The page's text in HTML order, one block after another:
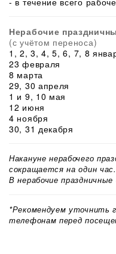
Нерабочие
(с учётом переноса)
1, 2, 3, 4, 5, 6, 7, 8
23 февраля
8 марта
29, 30 апреля
1 и 9, 10 мая
12 июня
4 ноября
30, 31 декабря
Накануне нерабочего
сокращается на один час.
В нерабочие
*Рекомендуем уточнить
телефонам перед